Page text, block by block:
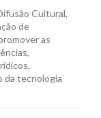
Cultural,
de
as
da tecnologia